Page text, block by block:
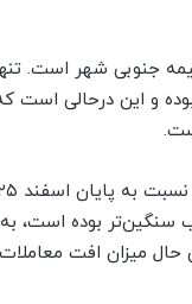
جنوبی شهر است.
در دوماهه فروردین و اردیبهشت ۱۲
بوده است،
است. در عین حال میزان افت